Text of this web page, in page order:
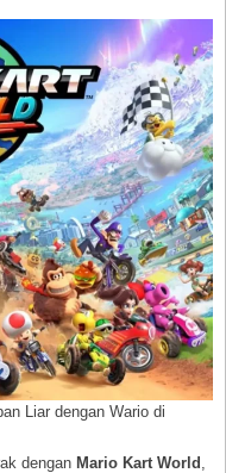
Liar dengan Wario di
dengan Mario Kart World